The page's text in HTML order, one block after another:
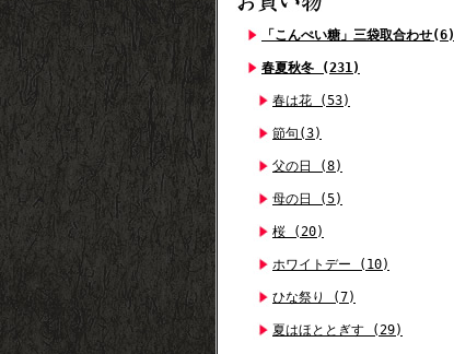
「こんぺい糖」三袋取合わせ(6)
春夏秋冬 (231)
春は花 (53)
節句(3)
父の日 (8)
母の日 (5)
桜 (20)
ホワイトデー (10)
ひな祭り (7)
夏はほととぎす (29)